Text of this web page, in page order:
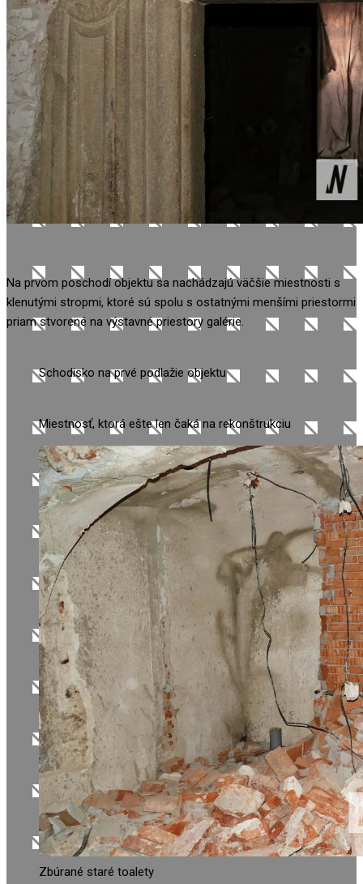
Na prvom poschodí objektu sa nachádzajú väčšie miestnosti s
klenutými stropmi, ktoré sú spolu s ostatnými menšími priestormi
priam stvorené na výstavné priestory galérie.
Schodisko na prvé podlažie objektu
Miestnosť, ktorá ešte len čaká na rekonštrukciu
Zbúrané staré toalety